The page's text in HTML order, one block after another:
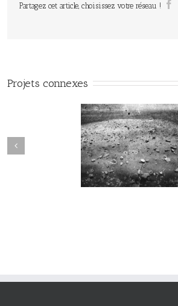
Partagez cet article, choisissez votre réseau !
Projets connexes
Sortilège #034